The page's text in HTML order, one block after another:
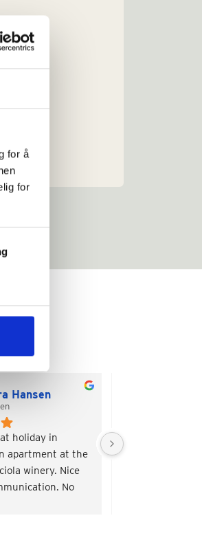
for å
for
Hansen
holiday in
apartment at the
winery. Nice
No
Very charming